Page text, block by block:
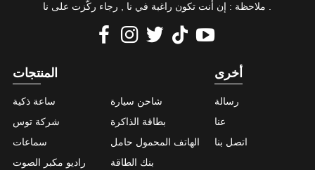
ملاحظة : إن أنت تكون راغبة في نا , رجاء ركّزت على نا .
المنتجات
ساعة ذكية
شركة توس
سماعات
راديو مكبر الصوت
شاحن سيارة
بطاقة الذاكرة
الهاتف المحمول حامل
بنك الطاقة
أخرى
رسالة
عنا
اتصل بنا